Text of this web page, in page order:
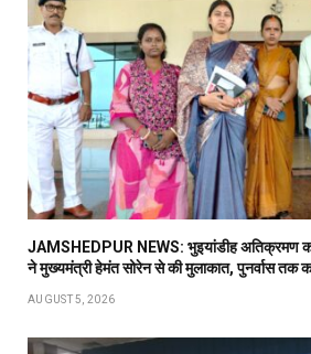
JAMSHEDPUR NEWS: भुइयांडीह अतिक्रमण
ने मुख्यमंत्री हेमंत सोरेन से की मुलाकात, पुनर्वास तक
AUGUST 5, 2026